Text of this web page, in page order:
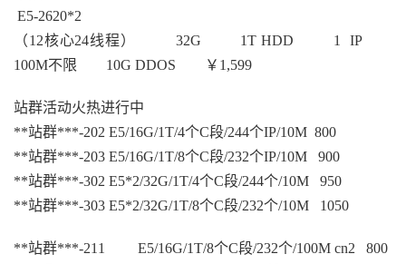
E5-2620*2
（12核心24线程） 32G 1T HDD 1 IP
100M不限 10G DDOS ￥1,599
站群活动火热进行中
**站群***-202 E5/16G/1T/4个C段/244个IP/10M 800
**站群***-203 E5/16G/1T/8个C段/232个IP/10M 900
**站群***-302 E5*2/32G/1T/4个C段/244个/10M 950
**站群***-303 E5*2/32G/1T/8个C段/232个/10M 1050
**站群***-211 E5/16G/1T/8个C段/232个/100M cn2 800